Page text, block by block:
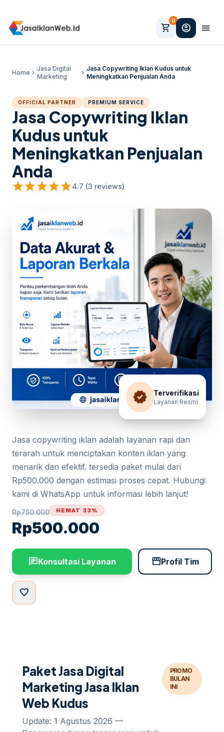
shopping_cart
0
account_circle menu
Home chevron_right
Jasa Digital
Marketing
chevron_right
Jasa Copywriting Iklan Kudus untuk
Meningkatkan Penjualan Anda
OFFICIAL PARTNER PREMIUM SERVICE
Jasa Copywriting Iklan
Kudus untuk
Meningkatkan Penjualan
Anda
starstarstarstarstar4.7 (3 reviews)
verified Terverifikasi
Layanan Resmi
Jasa copywriting iklan adalah layanan rapi dan
terarah untuk menciptakan konten iklan yang
menarik dan efektif. tersedia paket mulai dari
Rp500.000 dengan estimasi proses cepat. Hubungi
kami di WhatsApp untuk informasi lebih lanjut!
Rp750.000
Rp500.000
HEMAT 33%
chatKonsultasi Layanan storefrontProfil Tim
favorite
Paket Jasa Digital
Marketing Jasa Iklan
Web Kudus
Update: 1 Agustus 2026 —
PROMO
BULAN
INI